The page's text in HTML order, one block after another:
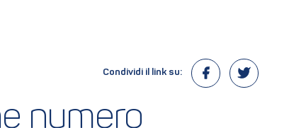
Condividi il link su:
numero